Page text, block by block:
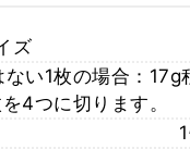
ズ
い1枚の場合：17g
4つに切ります。